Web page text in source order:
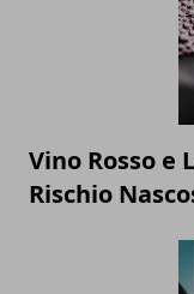
Vino Rosso e
Rischio